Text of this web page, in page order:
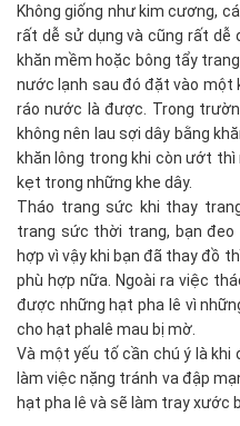
Không giống như kim cương,
rất dễ sử dụng và cũng rất dễ
khăn mềm hoặc bông tẩy
nước lạnh sau đó đặt vào một
ráo nước là được. Trong
không nên lau sợi dây bằng
khăn lông trong khi còn ướt
kẹt trong những khe dây.
Tháo trang sức khi thay
trang sức thời trang, bạn đeo
hợp vì vậy khi bạn đã thay đồ
phù hợp nữa. Ngoài ra việc
được những hạt pha lê vì
cho hạt phalê mau bị mờ.
Và một yếu tố cần chú ý là khi
làm việc nặng tránh va đập
hạt pha lê và sẽ làm tray xước